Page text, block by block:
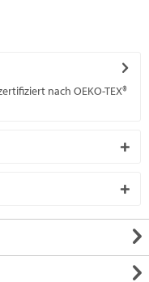
nach OEKO-TEX®